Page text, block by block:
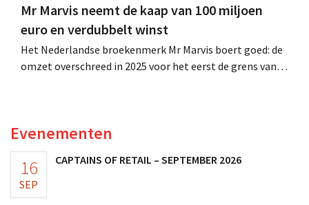
Mr Marvis neemt de kaap van 100 miljoen
euro en verdubbelt winst
Het Nederlandse broekenmerk Mr Marvis boert goed: de
omzet overschreed in 2025 voor het eerst de grens van
Evenementen
16
SEP
CAPTAINS OF RETAIL – SEPTEMBER 2026